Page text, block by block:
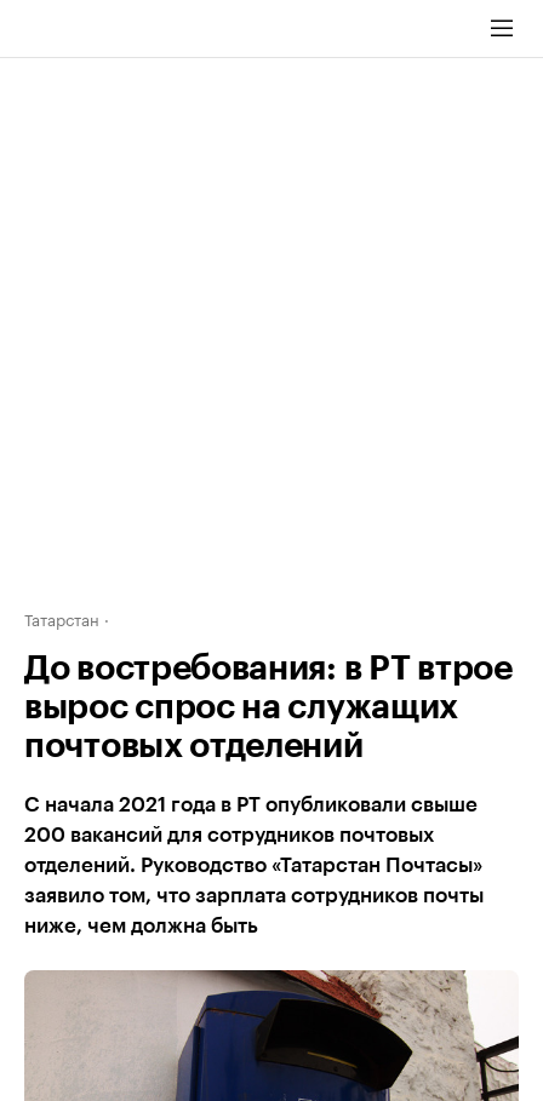
Татарстан
До востребования: в РТ втрое
вырос спрос на служащих
почтовых отделений
С начала 2021 года в РТ опубликовали свыше
200 вакансий для сотрудников почтовых
отделений. Руководство «Татарстан Почтасы»
заявило том, что зарплата сотрудников почты
ниже, чем должна быть